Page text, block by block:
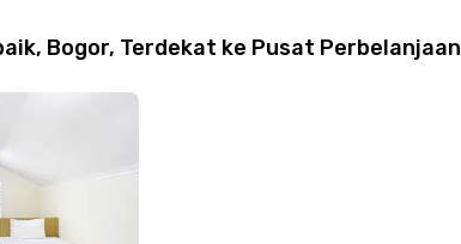
Bogor, Terdekat ke Pusat Perbelanjaan